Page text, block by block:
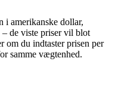
i amerikanske dollar,
– de viste priser vil blot
om du indtaster prisen per
samme vægtenhed.